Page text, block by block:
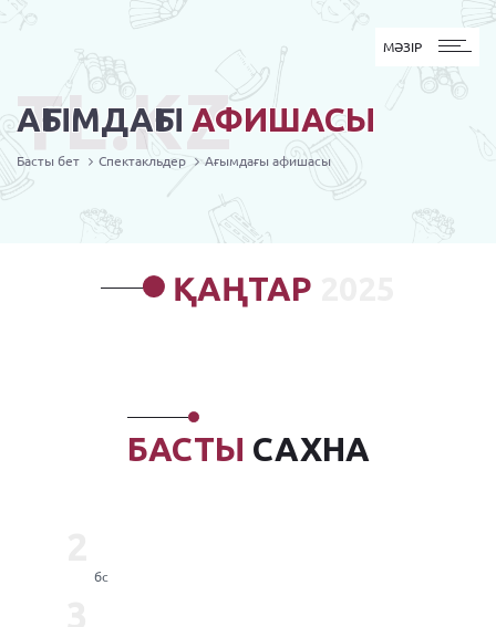
MӘЗІР
МӘЗІР
АҒЫМДАҒЫ АФИШАСЫ
TL.KZ
Басты бет Спектакльдер Ағымдағы афишасы
ҚАҢТАР
БАСТЫ САХНА
бс